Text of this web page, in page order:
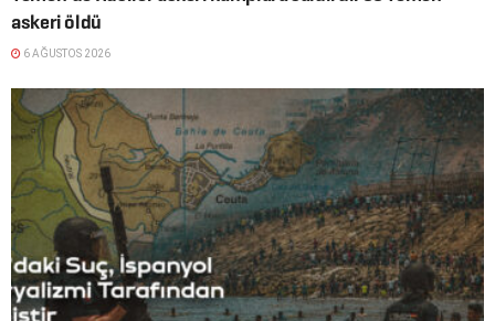
askeri öldü
6 AĞUSTOS 2026